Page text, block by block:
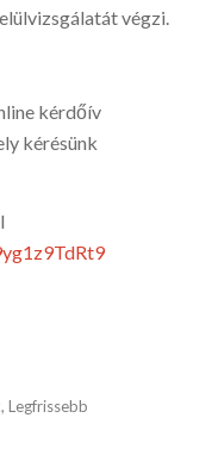
végzi.
kérdőív
kérésünk
, Legfrissebb